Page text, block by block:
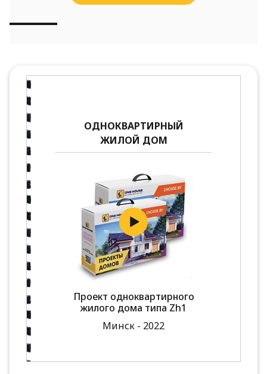
ОДНОКВАРТИРНЫЙ
ЖИЛОЙ ДОМ
Проект одноквартирного
жилого дома типа Zh1
Минск - 2022